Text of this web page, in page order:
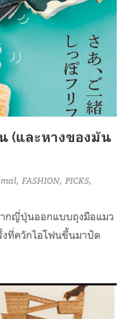
(และหางของมัน
FASHION PICKS
ากญี่ปุ่นออกแบบถุงมือแมว
งที่ควักไอโฟนขึ้นมาปัด